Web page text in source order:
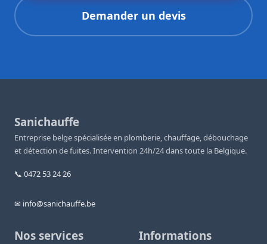
Demander un devis
Sanichauffe
Entreprise belge spécialisée en plomberie, chauffage, débouchage
et détection de fuites. Intervention 24h/24 dans toute la Belgique.
📞 0472 53 24 26
✉ info@sanichauffe.be
Nos services Informations